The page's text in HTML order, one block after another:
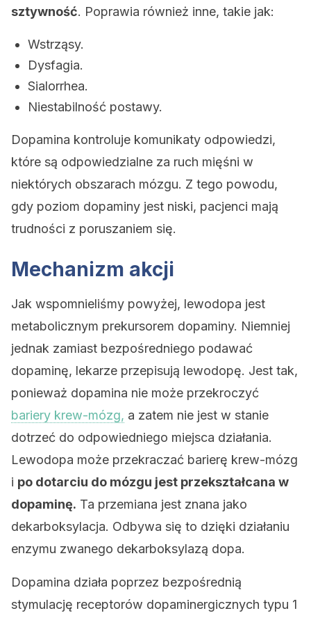
sztywność. Poprawia również inne, takie jak:
Wstrząsy.
Dysfagia.
Sialorrhea.
Niestabilność postawy.
Dopamina kontroluje komunikaty odpowiedzi,
które są odpowiedzialne za ruch mięśni w
niektórych obszarach mózgu. Z tego powodu,
gdy poziom dopaminy jest niski, pacjenci mają
trudności z poruszaniem się.
Mechanizm akcji
Jak wspomnieliśmy powyżej, lewodopa jest
metabolicznym prekursorem dopaminy. Niemniej
jednak zamiast bezpośredniego podawać
dopaminę, lekarze przepisują lewodopę. Jest tak,
ponieważ dopamina nie może przekroczyć
bariery krew-mózg, a zatem nie jest w stanie
dotrzeć do odpowiedniego miejsca działania.
Lewodopa może przekraczać barierę krew-mózg
i po dotarciu do mózgu jest przekształcana w
dopaminę. Ta przemiana jest znana jako
dekarboksylacja. Odbywa się to dzięki działaniu
enzymu zwanego dekarboksylazą dopa.
Dopamina działa poprzez bezpośrednią
stymulację receptorów dopaminergicznych typu 1